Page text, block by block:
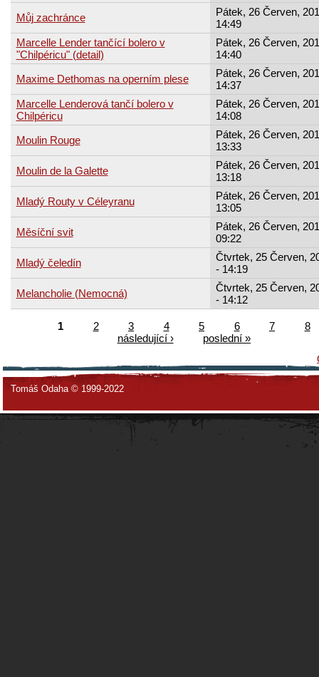
Můj zachránce
Pátek, 26 Červen,
14:49
Marcelle Lender tančící bolero v
"Chilpéricu" (detail)
Pátek, 26 Červen,
14:40
Maxime Dethomas na operním plese
Pátek, 26 Červen,
14:37
Marcelle Lenderová tančí bolero v
Chilpéricu
Pátek, 26 Červen,
14:08
Moulin Rouge
Pátek, 26 Červen,
13:33
Moulin de la Galette
Pátek, 26 Červen,
13:18
Mladý Routy v Céleyranu
Pátek, 26 Červen,
13:05
Měsíční svit
Pátek, 26 Červen,
09:22
Mladý čeledín
Čtvrtek, 25 Červen,
- 14:19
Melancholie (Nemocná)
Čtvrtek, 25 Červen,
- 14:12
1 2 3 4 5 6 7
8
následující ›
poslední »
Tomáš Odaha © 1999-2022